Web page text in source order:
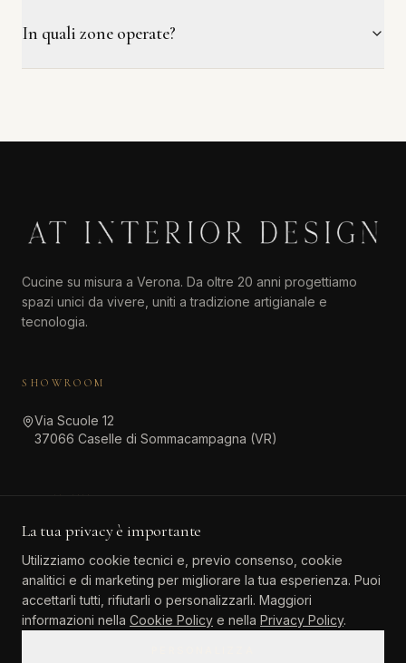
In quali zone operate?
Cucine su misura a Verona. Da oltre 20 anni progettiamo
spazi unici da vivere, uniti a tradizione artigianale e
tecnologia.
SHOWROOM
Via Scuole 12
37066 Caselle di Sommacampagna (VR)
045 511 6381
info@atinteriordesign.it
tarallo.agostino@pec.it
La tua privacy è importante
Utilizziamo cookie tecnici e, previo consenso, cookie
analitici e di marketing per migliorare la tua esperienza. Puoi
accettarli tutti, rifiutarli o personalizzarli. Maggiori
informazioni nella Cookie Policy e nella Privacy Policy.